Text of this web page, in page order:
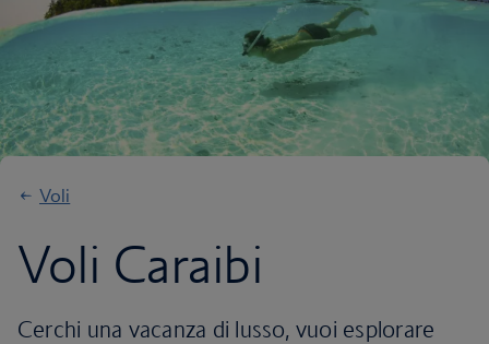
Voli
Voli Caraibi
Cerchi una vacanza di lusso, vuoi esplorare